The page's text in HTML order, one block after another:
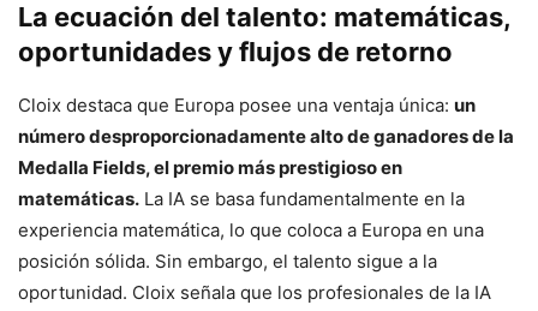
La ecuación del talento: matemáticas,
oportunidades y flujos de retorno
Cloix destaca que Europa posee una ventaja única: un
número desproporcionadamente alto de ganadores de la
Medalla Fields, el premio más prestigioso en
matemáticas. La IA se basa fundamentalmente en la
experiencia matemática, lo que coloca a Europa en una
posición sólida. Sin embargo, el talento sigue a la
oportunidad. Cloix señala que los profesionales de la IA